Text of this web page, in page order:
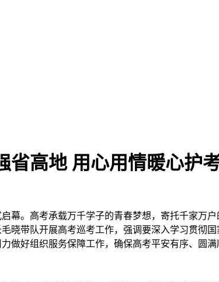
省高地 用心用情暖心护
幕。高考承载万千学子的青春梦想，寄托千家万
晓带队开展高考巡考工作，强调要深入学习贯彻
做好组织服务保障工作，确保高考平安有序、圆满